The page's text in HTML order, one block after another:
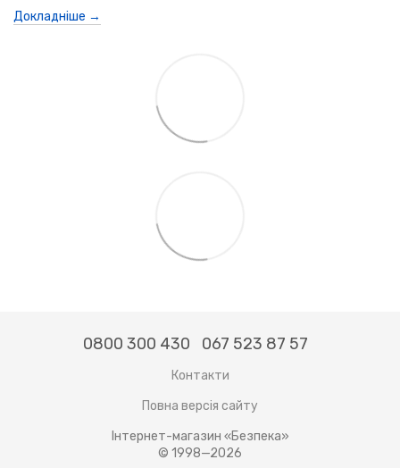
Докладніше →
0800 300 430 067 523 87 57
Контакти
Повна версія сайту
Інтернет-магазин «Безпека»
© 1998—2026